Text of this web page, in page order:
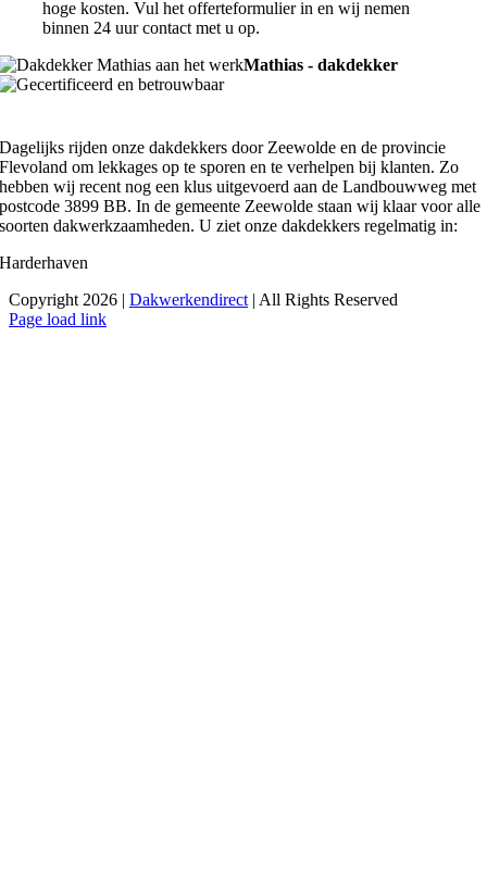
hoge kosten. Vul het offerteformulier in en wij nemen
binnen 24 uur contact met u op.
Mathias - dakdekker
Dagelijks rijden onze dakdekkers door Zeewolde en de provincie
Flevoland om lekkages op te sporen en te verhelpen bij klanten. Zo
hebben wij recent nog een klus uitgevoerd aan de Landbouwweg met
postcode 3899 BB. In de gemeente Zeewolde staan wij klaar voor alle
soorten dakwerkzaamheden. U ziet onze dakdekkers regelmatig in:
Harderhaven
Copyright 2026 | Dakwerkendirect| All Rights Reserved
Facebook
X
Instagram
Pinterest
Page load link